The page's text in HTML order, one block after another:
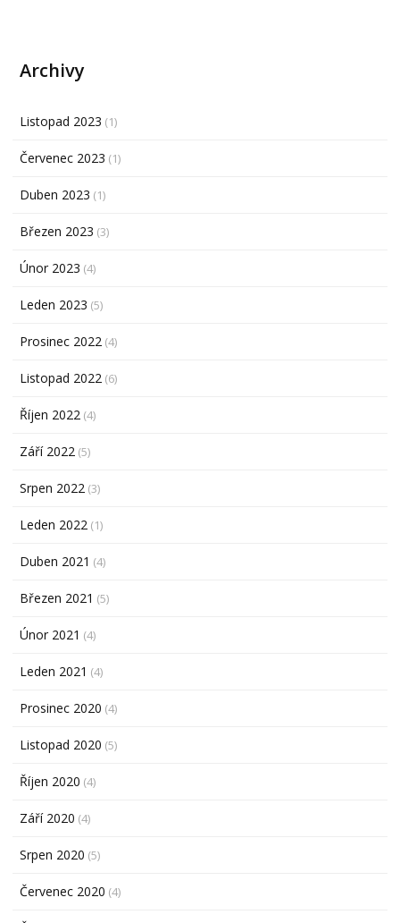
Archivy
Listopad 2023 (1)
Červenec 2023 (1)
Duben 2023 (1)
Březen 2023 (3)
Únor 2023 (4)
Leden 2023 (5)
Prosinec 2022 (4)
Listopad 2022 (6)
Říjen 2022 (4)
Září 2022 (5)
Srpen 2022 (3)
Leden 2022 (1)
Duben 2021 (4)
Březen 2021 (5)
Únor 2021 (4)
Leden 2021 (4)
Prosinec 2020 (4)
Listopad 2020 (5)
Říjen 2020 (4)
Září 2020 (4)
Srpen 2020 (5)
Červenec 2020 (4)